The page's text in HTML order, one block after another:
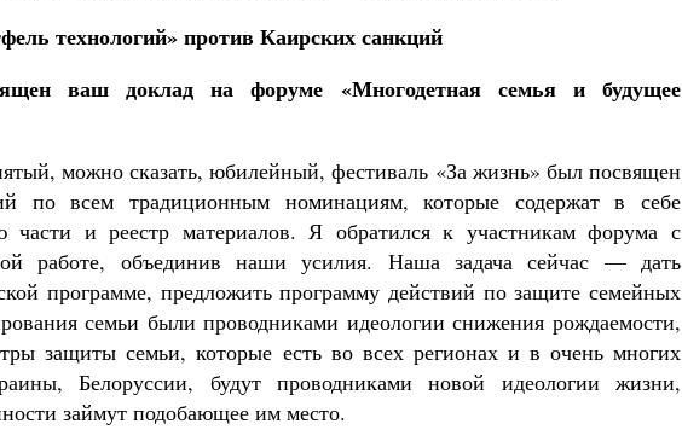
технологий» против Каирских санкций
ваш доклад на форуме «Многодетная семья и будущее
можно сказать, юбилейный, фестиваль «За жизнь» был посвящен
по всем традиционным номинациям, которые содержат в себе
части и реестр материалов. Я обратился к участникам форума с
работе, объединив наши усилия. Наша задача сейчас — дать
программе, предложить программу действий по защите семейных
семьи были проводниками идеологии снижения рождаемости,
защиты семьи, которые есть во всех регионах и в очень многих
Белоруссии, будут проводниками новой идеологии жизни,
займут подобающее им место.